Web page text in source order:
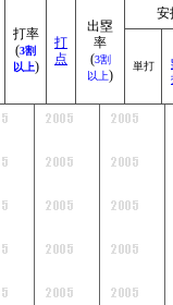
打率
(3割
以上)
打
点
出塁
率
(3割
以上)
安
単打